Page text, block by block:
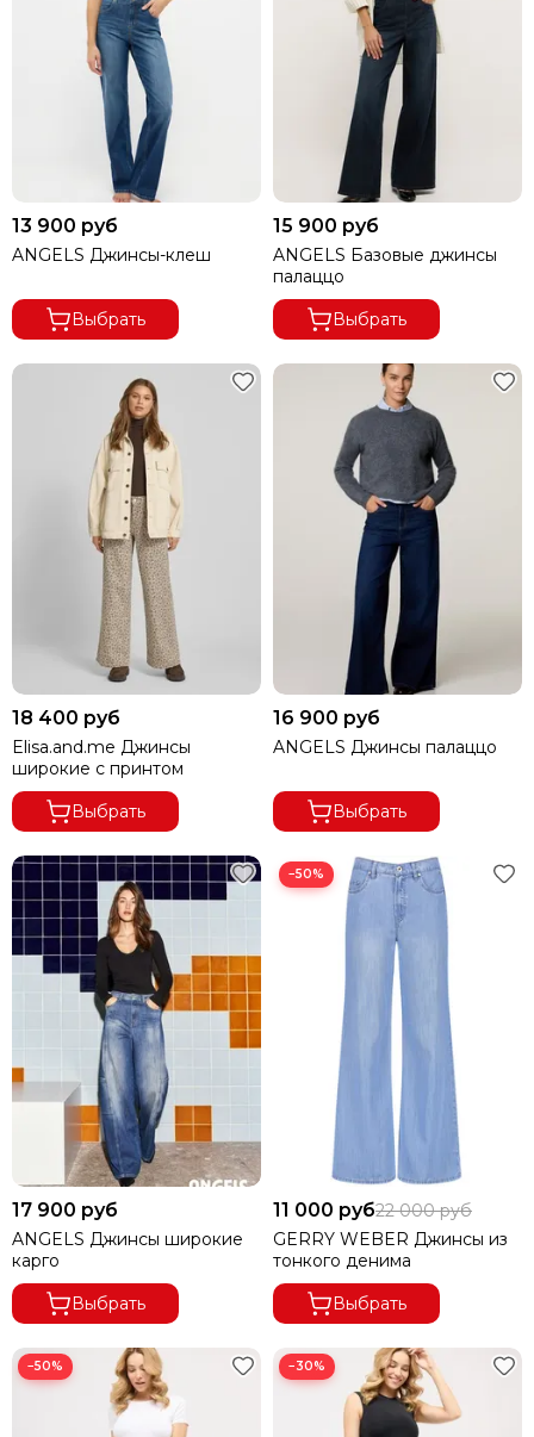
13 900 руб
ANGELS Джинсы-клеш
Выбрать
15 900 руб
ANGELS Базовые джинсы
палаццо
Выбрать
18 400 руб
Elisa.and.me Джинсы
широкие с принтом
Выбрать
16 900 руб
ANGELS Джинсы палаццо
Выбрать
17 900 руб
ANGELS Джинсы широкие
карго
Выбрать
−50%
11 000 руб22 000 руб
GERRY WEBER Джинсы из
тонкого денима
Выбрать
−50% −30%